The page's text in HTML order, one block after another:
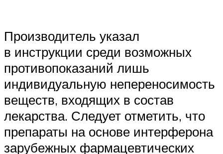
Производитель указал
в инструкции среди возможных
противопоказаний лишь
индивидуальную непереносимость
веществ, входящих в состав
лекарства. Следует отметить, что
препараты на основе интерферона
зарубежных фармацевтических